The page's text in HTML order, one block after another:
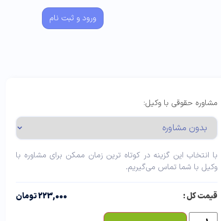
ورود و ثبت نام
مشاوره حقوقی با وکیل:
با انتخاب این گزینه در کوتاه ترین زمان ممکن برای مشاوره با
وکیل با شما تماس می‌گیریم.
223,000 تومان قیمت کل :